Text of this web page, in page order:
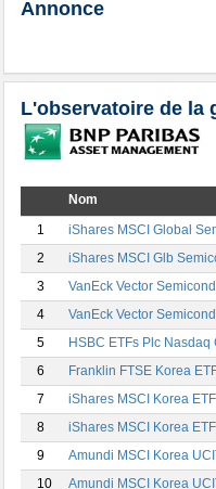
Annonce
L'observatoire de la
Nom
1
iShares MSCI Global
2
iShares MSCI Glb
3
VanEck Vector
4
VanEck Vector
5
HSBC ETFs Plc Nasdaq
6
Franklin FTSE Korea
7
iShares MSCI Korea
8
iShares MSCI Korea
9
Amundi MSCI Korea
10
Amundi MSCI Korea